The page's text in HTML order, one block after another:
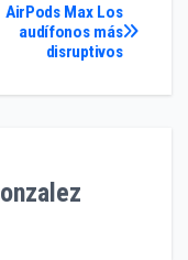
AirPods Max Los
audífonos más
disruptivos